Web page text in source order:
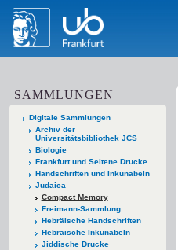
SAMMLUNGEN
Digitale Sammlungen
Archiv der
Universitätsbibliothek JCS
Biologie
Frankfurt und Seltene Drucke
Handschriften und Inkunabeln
Judaica
Compact Memory
Freimann-Sammlung
Hebräische Handschriften
Hebräische Inkunabeln
Jiddische Drucke